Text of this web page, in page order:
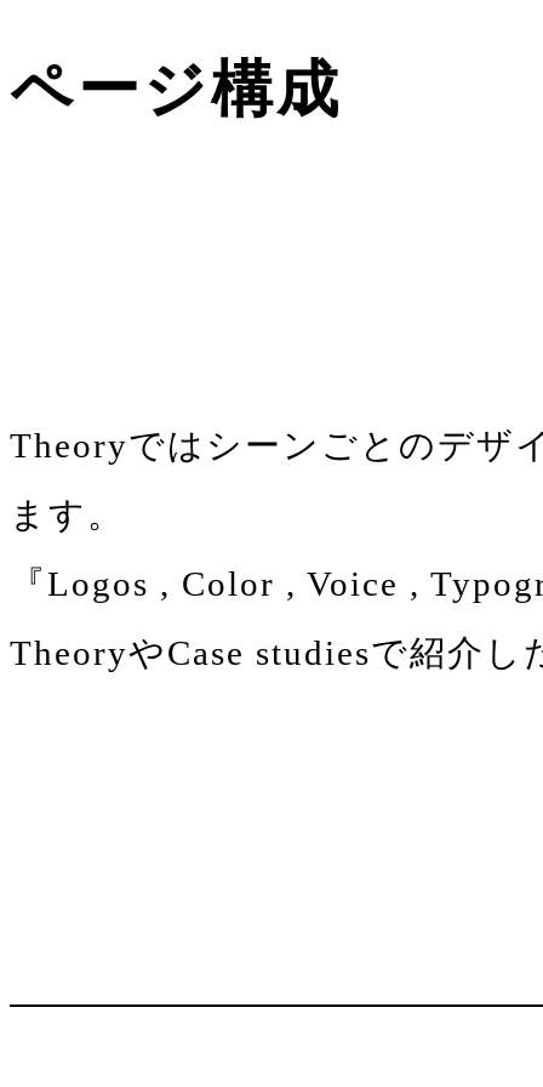
ページ構成
Theoryではシーンごとのデザ
ます。
『Logos , Color , Voice ,
TheoryやCase studiesで紹介